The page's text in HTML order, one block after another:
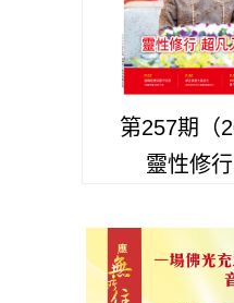
第257期（
靈性修